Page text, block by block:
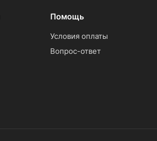
Помощь
Условия оплаты
Вопрос-ответ